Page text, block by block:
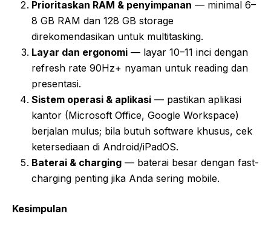
Prioritaskan RAM & penyimpanan — minimal 6–
8 GB RAM dan 128 GB storage
direkomendasikan untuk multitasking.
Layar dan ergonomi — layar 10–11 inci dengan
refresh rate 90Hz+ nyaman untuk reading dan
presentasi.
Sistem operasi & aplikasi — pastikan aplikasi
kantor (Microsoft Office, Google Workspace)
berjalan mulus; bila butuh software khusus, cek
ketersediaan di Android/iPadOS.
Baterai & charging — baterai besar dengan fast-
charging penting jika Anda sering mobile.
Kesimpulan